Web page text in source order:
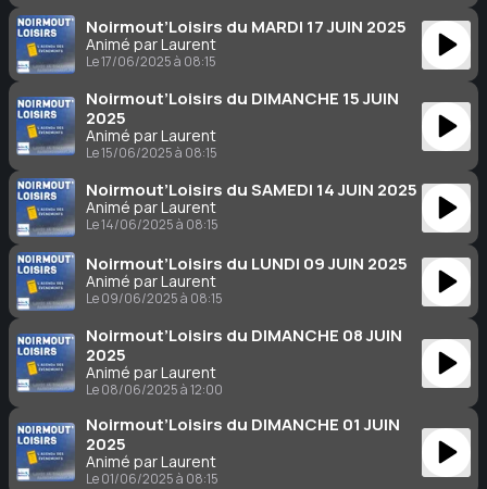
Noirmout’Loisirs du MARDI 17 JUIN 2025
Animé par Laurent
Le 17/06/2025 à 08:15
Noirmout’Loisirs du DIMANCHE 15 JUIN
2025
Animé par Laurent
Le 15/06/2025 à 08:15
Noirmout’Loisirs du SAMEDI 14 JUIN 2025
Animé par Laurent
Le 14/06/2025 à 08:15
Noirmout’Loisirs du LUNDI 09 JUIN 2025
Animé par Laurent
Le 09/06/2025 à 08:15
Noirmout’Loisirs du DIMANCHE 08 JUIN
2025
Animé par Laurent
Le 08/06/2025 à 12:00
Noirmout’Loisirs du DIMANCHE 01 JUIN
2025
Animé par Laurent
Le 01/06/2025 à 08:15